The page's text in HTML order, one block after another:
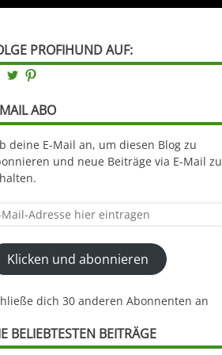
PROFIHUND AUF:
Facebook
Twitter
ABO
deine E-Mail an, um diesen Blog zu
und neue Beiträge via E-Mail zu
Klicken und abonnieren
dich 30 anderen Abonnenten an
BELIEBTESTEN BEITRÄGE